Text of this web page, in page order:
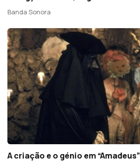
Banda Sonora
A criação e o génio em “Amadeus”